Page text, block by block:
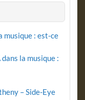
musique : est-ce
dans la musique :
– Side-Eye